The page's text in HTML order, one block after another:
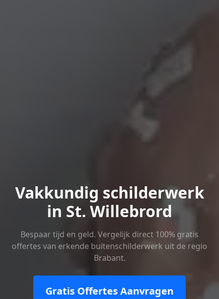
Vakkundig schilderwerk
in St. Willebrord
Bespaar tijd en geld. Vergelijk direct 100% gratis
offertes van erkende buitenschilderwerk uit de regio
Brabant.
Gratis Offertes Aanvragen